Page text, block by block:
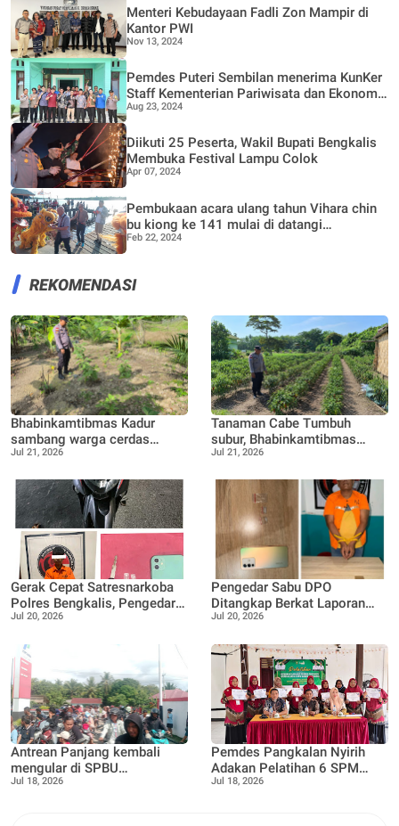
Menteri Kebudayaan Fadli Zon Mampir di
Kantor PWI
Nov 13, 2024
Pemdes Puteri Sembilan menerima KunKer
Staff Kementerian Pariwisata dan Ekonomi
Kreatif bersama Badan Pariwisata Ekonomi
Kreatif Republik Indonesia
Aug 23, 2024
Diikuti 25 Peserta, Wakil Bupati Bengkalis
Membuka Festival Lampu Colok
Apr 07, 2024
Pembukaan acara ulang tahun Vihara chin
bu kiong ke 141 mulai di datangi
pengunjung Plh Kades Titi Akar Kaidir
ucapkan selamat datang
Feb 22, 2024
REKOMENDASI
Bhabinkamtibmas Kadur
sambang warga cerdas
manfaatkan pekarangan
pertanian bergizi
Jul 21, 2026
Tanaman Cabe Tumbuh
subur, Bhabinkamtibmas
Tanjung Punak lakukan
Jul 21, 2026
Gerak Cepat Satresnarkoba
Polres Bengkalis, Pengedar
Sabu Dibekuk di Rimba
Jul 20, 2026
Pengedar Sabu DPO
Ditangkap Berkat Laporan
Call Center 110,
Bengkalis Tegaskan
Komitmen P4GN
Jul 20, 2026
Antrean Panjang kembali
mengular di SPBU
16.287.090, Teluk Lecah,
Jul 18, 2026
Pemdes Pangkalan Nyirih
Adakan Pelatihan 6 SPM
Posyandu, guna Tingkatkan
Jul 18, 2026